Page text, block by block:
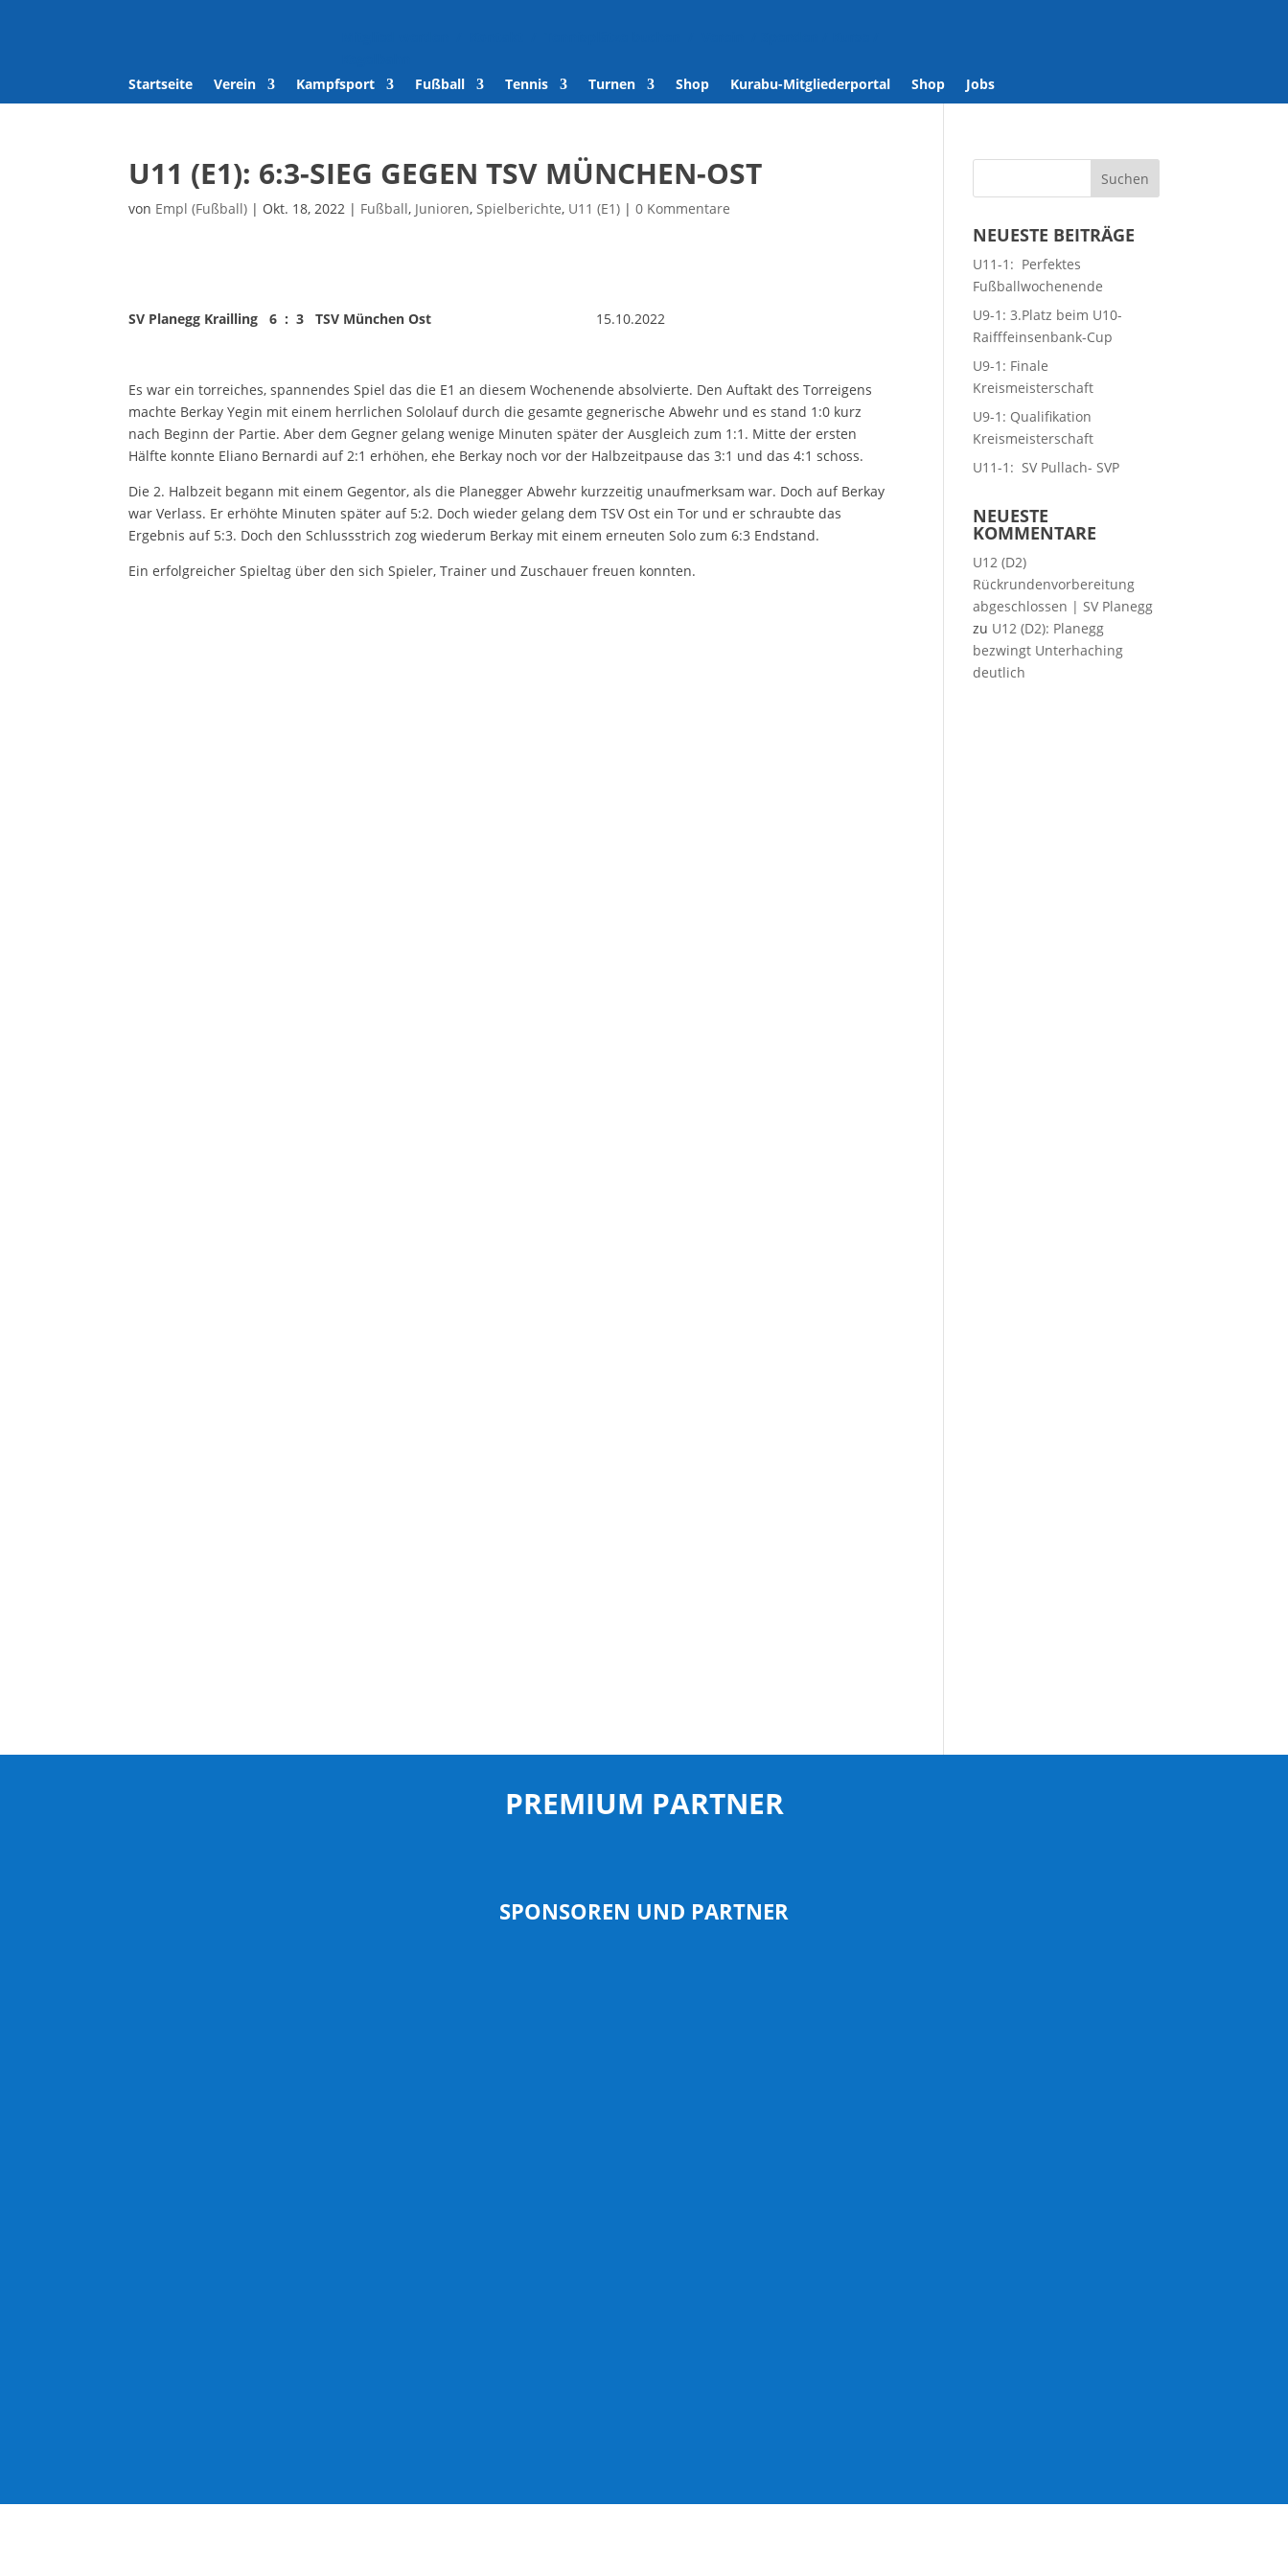
Startseite
Verein Kampfsport Fußball Tennis Turnen Shop Kurabu-Mitgliederportal Shop Jobs
U11 (E1): 6:3-SIEG GEGEN TSV MÜNCHEN-OST
von Empl (Fußball) | Okt. 18, 2022 | Fußball, Junioren,Spielberichte, U11 (E1) |0 Kommentare
SV Planegg Krailling 6 : 3 TSV München Ost 15.10.2022
Es war ein torreiches, spannendes Spiel das die E1 an diesem Wochenende absolvierte. Den Auftakt des Torreigens
machte Berkay Yegin mit einem herrlichen Sololauf durch die gesamte gegnerische Abwehr und es stand 1:0 kurz
nach Beginn der Partie. Aber dem Gegner gelang wenige Minuten später der Ausgleich zum 1:1. Mitte der ersten
Hälfte konnte Eliano Bernardi auf 2:1 erhöhen, ehe Berkay noch vor der Halbzeitpause das 3:1 und das 4:1 schoss.
Die 2. Halbzeit begann mit einem Gegentor, als die Planegger Abwehr kurzzeitig unaufmerksam war. Doch auf Berkay
war Verlass. Er erhöhte Minuten später auf 5:2. Doch wieder gelang dem TSV Ost ein Tor und er schraubte das
Ergebnis auf 5:3. Doch den Schlussstrich zog wiederum Berkay mit einem erneuten Solo zum 6:3 Endstand.
Ein erfolgreicher Spieltag über den sich Spieler, Trainer und Zuschauer freuen konnten.
NEUESTE BEITRÄGE
U11-1: Perfektes
Fußballwochenende
U9-1: 3.Platz beim U10-
Raifffeinsenbank-Cup
U9-1: Finale
Kreismeisterschaft
U9-1: Qualifikation
Kreismeisterschaft
U11-1: SV Pullach- SVP
NEUESTE
KOMMENTARE
U12 (D2)
Rückrundenvorbereitung
abgeschlossen | SV Planegg
zu U12 (D2): Planegg
bezwingt Unterhaching
deutlich
PREMIUM PARTNER
SPONSOREN UND PARTNER